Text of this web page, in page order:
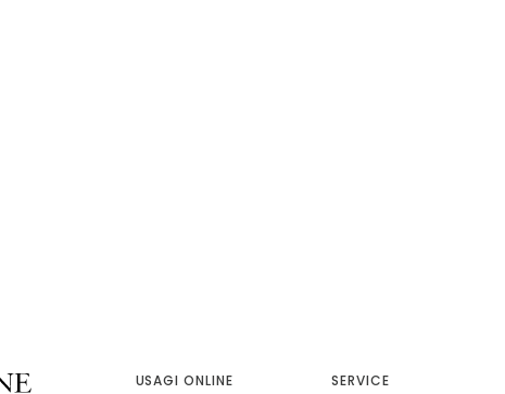
USAGI ONLINE SERVICE